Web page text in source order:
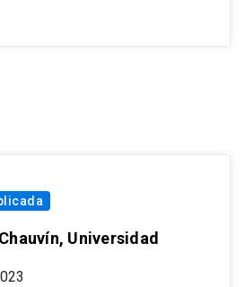
Universidad